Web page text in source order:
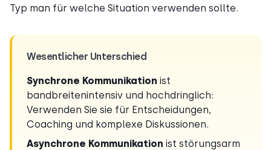
Typ man für welche Situation verwenden sollte.
Wesentlicher Unterschied
Synchrone Kommunikation ist
bandbreitenintensiv und hochdringlich:
Verwenden Sie sie für Entscheidungen,
Coaching und komplexe Diskussionen.
Asynchrone Kommunikation ist störungsarm